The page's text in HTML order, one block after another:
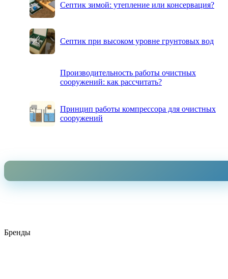
Септик зимой: утепление или консервация?
Септик при высоком уровне грунтовых вод
Производительность работы очистных
сооружений: как рассчитать?
Принцип работы компрессора для очистных
сооружений
Бренды